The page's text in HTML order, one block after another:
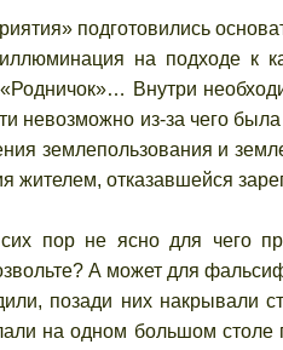
подготовились
на подходе к
Внутри
невозможно из-за чего
землепользования и
отказавшейся
не ясно для чего
А может для
позади них накрывали
на одном большом